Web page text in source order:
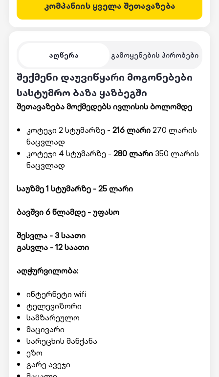
აღწერა გამოყენების პირობები
შექმენი დაუვიწყარი მოგონებები
სასტუმრო ბაზა ყაზბეგში
შეთავაზება მოქმედებს ივლისის ბოლომდე
კოტეჯი 2 სტუმარზე - 216 ლარი270 ლარის
ნაცვლად
კოტეჯი 4 სტუმარზე - 280 ლარი350 ლარის
ნაცვლად
საუზმე 1 სტუმარზე - 25 ლარი
ბავშვი 6 წლამდე - უფასო
შესვლა - 3 საათი
გასვლა - 12 საათი
აღჭურვილობა:
ინტერნეტი wifi
ტელევიზორი
სამზარეულო
მაცივარი
სარეცხის მანქანა
ეზო
გარე ავეჯი
კომპანიის ყველა შეთავაზება